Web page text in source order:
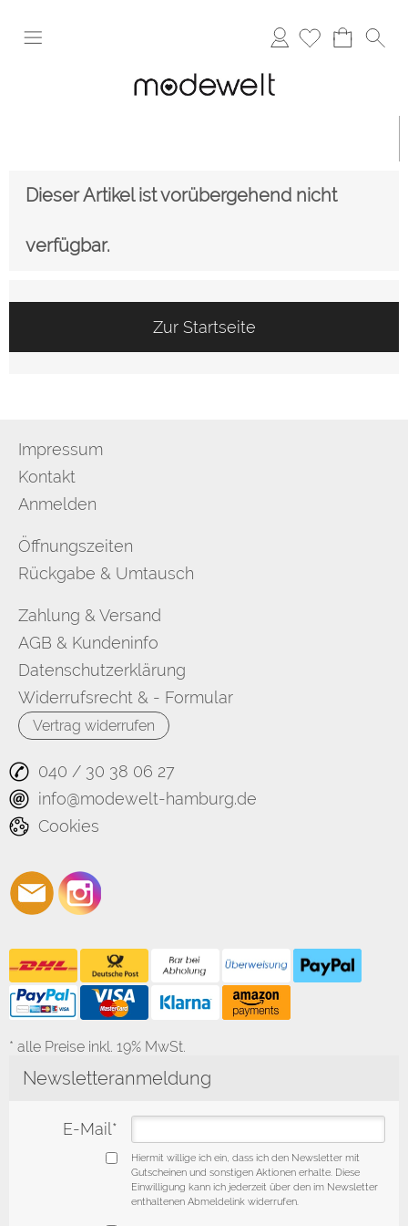
Anmelden
Dieser Artikel ist vorübergehend nicht
verfügbar.
Zur Startseite
Impressum
Kontakt
Anmelden
Öffnungszeiten
Rückgabe & Umtausch
Zahlung & Versand
AGB & Kundeninfo
Datenschutzerklärung
Widerrufsrecht & - Formular
Vertrag widerrufen
040 / 30 38 06 27
info@modewelt-hamburg.de
Cookies
* alle Preise inkl. 19% MwSt.